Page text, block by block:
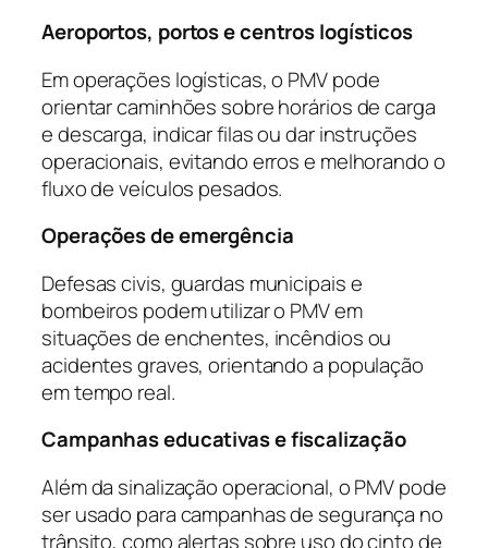
Aeroportos, portos e centros logísticos
Em operações logísticas, o PMV pode
orientar caminhões sobre horários de carga
e descarga, indicar filas ou dar instruções
operacionais, evitando erros e melhorando o
fluxo de veículos pesados.
Operações de emergência
Defesas civis, guardas municipais e
bombeiros podem utilizar o PMV em
situações de enchentes, incêndios ou
acidentes graves, orientando a população
em tempo real.
Campanhas educativas e fiscalização
Além da sinalização operacional, o PMV pode
ser usado para campanhas de segurança no
trânsito, como alertas sobre uso do cinto de